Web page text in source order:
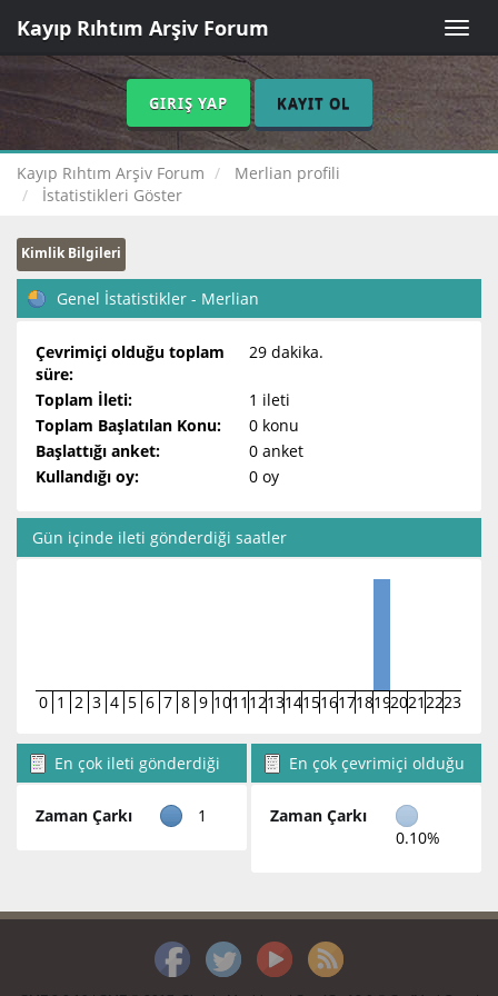
Toggle
Kayıp Rıhtım Arşiv Forum
GIRIŞ YAP KAYIT OL
Kayıp Rıhtım Arşiv Forum
Merlian profili
İstatistikleri Göster
Kimlik Bilgileri
Genel İstatistikler - Merlian
Çevrimiçi olduğu toplam
süre:
29 dakika.
Toplam İleti:
1 ileti
Toplam Başlatılan Konu:
0 konu
Başlattığı anket:
0 anket
Kullandığı oy:
0 oy
Gün içinde ileti gönderdiği saatler
0 1 2 3 4 5 6 7 8 9 1011 12131415161718192021 2223
En çok ileti gönderdiği
Zaman Çarkı 1
En çok çevrimiçi olduğu
Zaman Çarkı
0.10%